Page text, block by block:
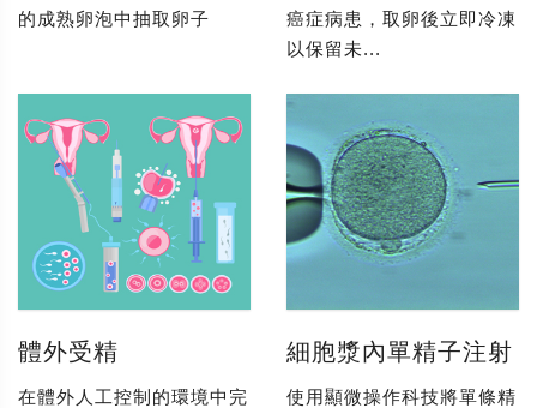
的成熟卵泡中抽取卵子
癌症病患，取卵後立即冷凍
以保留未...
體外受精
在體外人工控制的環境中完
細胞漿內單精子注射
使用顯微操作科技將單條精